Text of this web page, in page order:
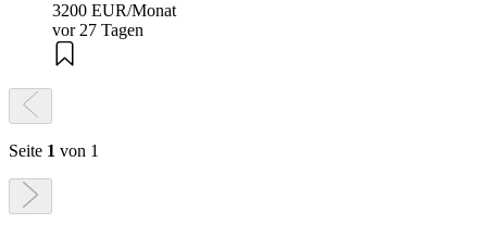
3200 EUR/Monat
vor 27 Tagen
Seite 1 von 1